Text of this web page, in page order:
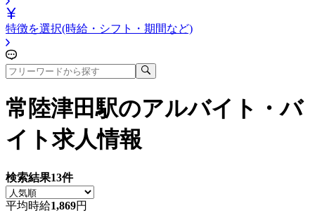
特徴を選択(時給・シフト・期間など)
常陸津田駅のアルバイト・バ
イト求人情報
検索結果13件
平均時給1,869円